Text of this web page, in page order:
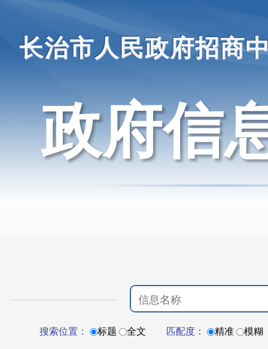
长治市人民政府招商
政府信
搜索位置： 标题 全文 匹配度： 精准 模糊